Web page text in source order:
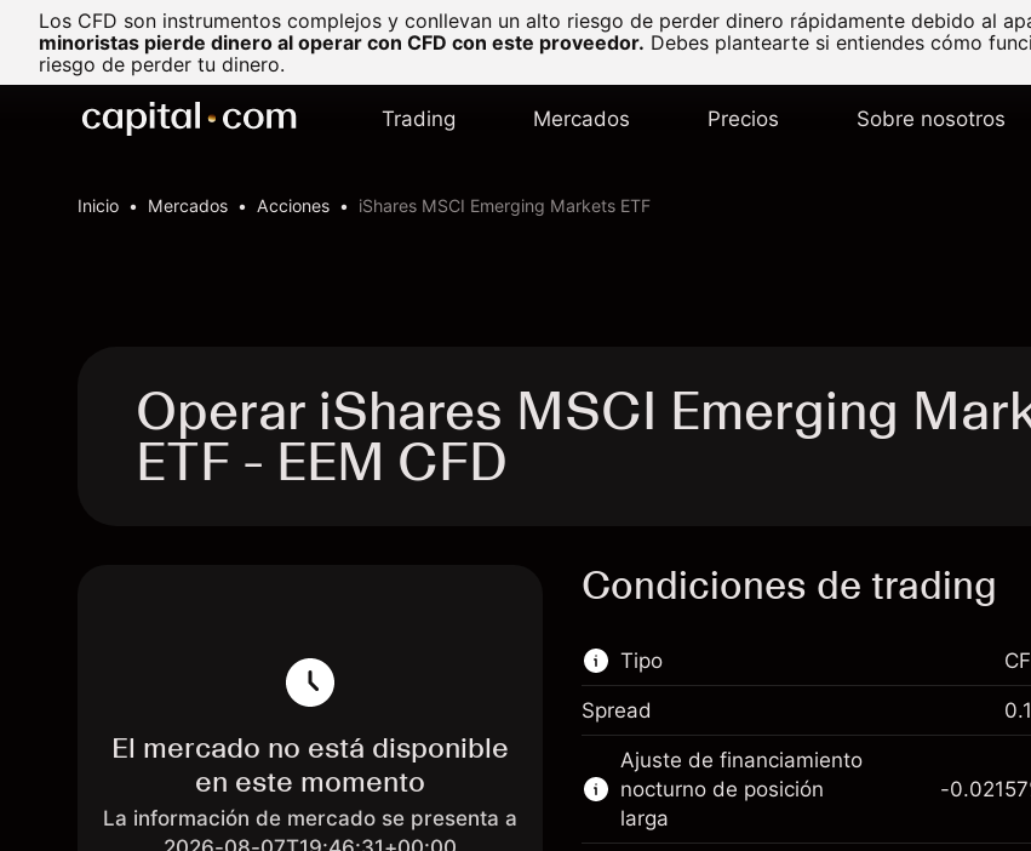
Los CFD son instrumentos complejos y conllevan un alto riesgo de perder dinero rápidamente debido al
minoristas pierde dinero al operar con CFD con este proveedor. Debes plantearte si entiendes cómo
riesgo de perder tu dinero.
Trading Mercados Precios Sobre nosotros
Inicio Mercados Acciones iShares MSCI Emerging Markets ETF
Operar iShares MSCI Emerging
ETF - EEM CFD
El mercado no está disponible
en este momento
La información de mercado se presenta a
Condiciones de trading
Tipo
Este mercado financiero está disponible
hacer trading con CFD.
Obtén más información sobre:
Spread
Ajuste de financiamiento
nocturno de posición
larga
-0.02157